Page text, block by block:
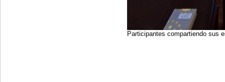
Participantes compartiendo sus